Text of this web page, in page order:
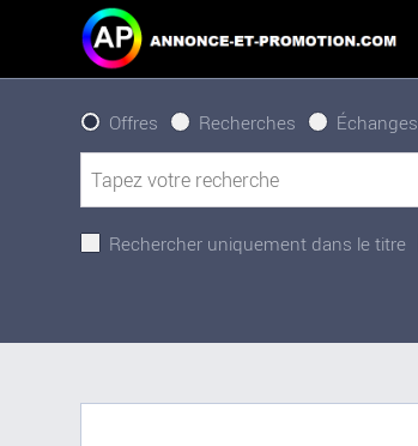
Offres Recherches Échanges
Rechercher uniquement dans le titre